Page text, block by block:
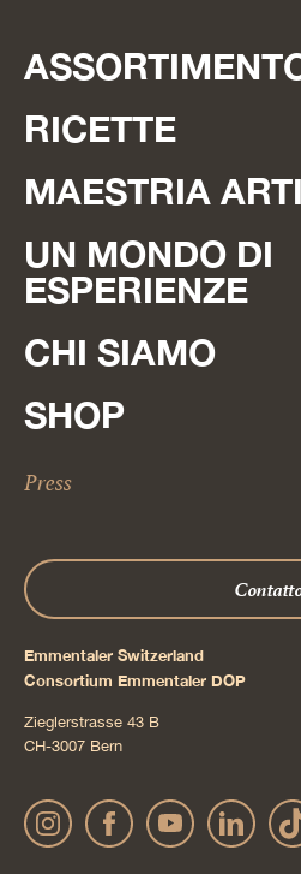
RICETTE
MAESTRIA
UN MONDO DI
ESPERIENZE
CHI SIAMO
SHOP
Press
Emmentaler Switzerland
Consortium Emmentaler DOP
Zieglerstrasse 43 B
CH-3007 Bern